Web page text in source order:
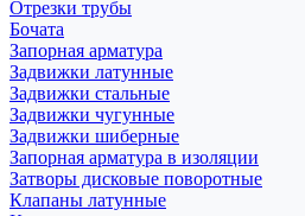
Отрезки трубы
Бочата
Запорная арматура
Задвижки латунные
Задвижки стальные
Задвижки чугунные
Задвижки шиберные
Запорная арматура в изоляции
Затворы дисковые поворотные
Клапаны латунные